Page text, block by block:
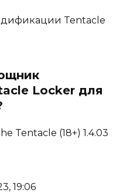
Tentacle
Locker для
Tentacle (18+) 1.4.03
19:06